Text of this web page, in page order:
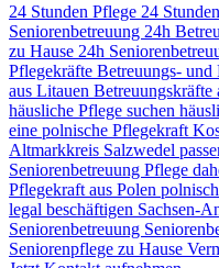
24 Stunden Pflege 24
Seniorenbetreuung 24h
zu Hause 24h
Pflegekräfte Betreuungs- und
aus Litauen Betreuungskräfte
häusliche Pflege suchen
eine polnische Pflegekraft
Altmarkkreis Salzwedel
Seniorenbetreuung Pflege
Pflegekraft aus Polen
legal beschäftigen Sachsen-
Seniorenbetreuung
Seniorenpflege zu Hause